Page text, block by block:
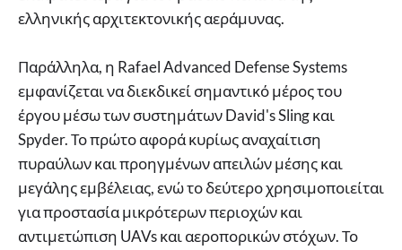
ελληνικής αρχιτεκτονικής αεράμυνας.
Παράλληλα, η Rafael Advanced Defense Systems
εμφανίζεται να διεκδικεί σημαντικό μέρος του
έργου μέσω των συστημάτων David's Sling και
Spyder. Το πρώτο αφορά κυρίως αναχαίτιση
πυραύλων και προηγμένων απειλών μέσης και
μεγάλης εμβέλειας, ενώ το δεύτερο χρησιμοποιείται
για προστασία μικρότερων περιοχών και
αντιμετώπιση UAVs και αεροπορικών στόχων. Το